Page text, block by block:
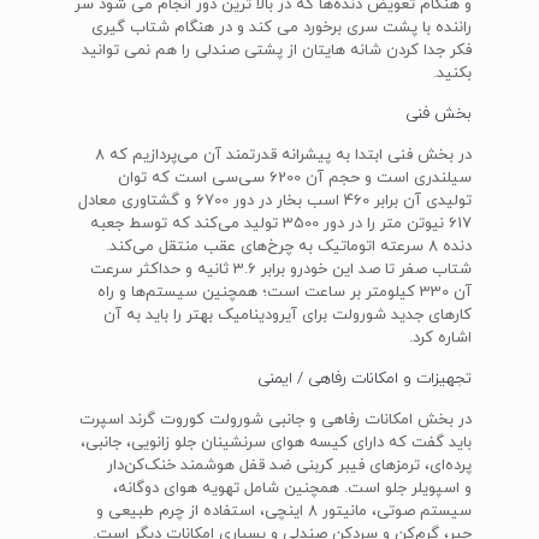
و هنگام تعویض دنده‌ها که در بالا ترین دور انجام می شود سر
راننده با پشت سری برخورد می کند و در هنگام شتاب گیری
فکر جدا کردن شانه هایتان از پشتی صندلی را هم نمی توانید
بکنید.
بخش فنی
در بخش فنی ابتدا به پیشرانه قدرتمند آن می‌پردازیم که 8
سیلندری است و حجم آن 6200 سی‌سی است که توان
تولیدی آن برابر 460 اسب بخار در دور 6700 و گشتاوری معادل
617 نیوتن متر را در دور 3500 تولید می‌کند که توسط جعبه
دنده 8 سرعته اتوماتیک به چرخ‌های عقب منتقل می‌کند.
شتاب صفر تا صد این خودرو برابر 3.6 ثانیه و حداکثر سرعت
آن 330 کیلومتر بر ساعت است؛ همچنین سیستم‌ها و راه
کارهای جدید شورولت برای آیرودینامیک بهتر را باید به آن
اشاره کرد.
تجهیزات و امکانات رفاهی / ایمنی
در بخش امکانات رفاهی و جانبی شورولت کوروت گرند اسپرت
باید گفت که دارای کیسه هوای سرنشینان جلو زانویی، جانبی،
پرده‌ای، ترمزهای فیبر کربنی ضد قفل هوشمند خنک‌کن‌دار
و اسپویلر جلو است. همچنین شامل تهویه هوای دوگانه،
سیستم صوتی، مانیتور 8 اینچی، استفاده از چرم طبیعی و
جیر، گرم‌کن و سردکن صندلی و بسیاری امکانات دیگر است.